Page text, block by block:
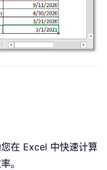
在 Excel 中快速计算
。